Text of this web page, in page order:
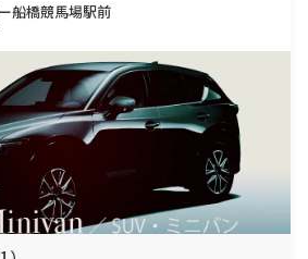
船橋競馬場駅前